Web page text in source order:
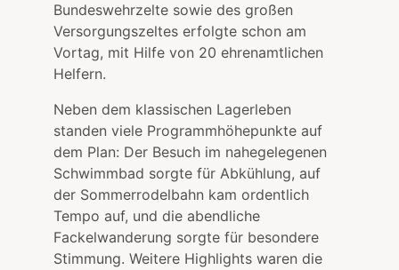
Bundeswehrzelte sowie des großen
Versorgungszeltes erfolgte schon am
Vortag, mit Hilfe von 20 ehrenamtlichen
Helfern.
Neben dem klassischen Lagerleben
standen viele Programmhöhepunkte auf
dem Plan: Der Besuch im nahegelegenen
Schwimmbad sorgte für Abkühlung, auf
der Sommerrodelbahn kam ordentlich
Tempo auf, und die abendliche
Fackelwanderung sorgte für besondere
Stimmung. Weitere Highlights waren die